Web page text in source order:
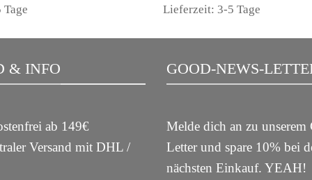
Lieferzeit: 3-5 Tage
& INFO
ab 149€
Versand mit DHL /
GOOD-NEWS-
Melde dich an zu unserem
Letter und spare 10% bei
nächsten Einkauf.